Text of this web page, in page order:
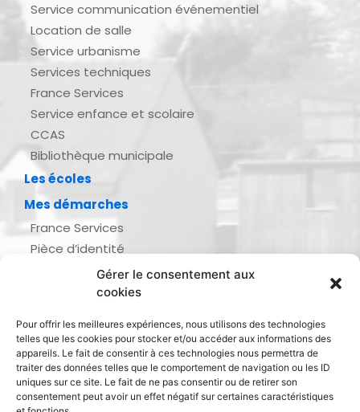
Gérer le consentement aux
cookies
Pour offrir les meilleures expériences, nous utilisons des technologies
telles que les cookies pour stocker et/ou accéder aux informations des
appareils. Le fait de consentir à ces technologies nous permettra de
traiter des données telles que le comportement de navigation ou les ID
uniques sur ce site. Le fait de ne pas consentir ou de retirer son
consentement peut avoir un effet négatif sur certaines caractéristiques
Service communication événementiel
Location de salle
Service urbanisme
Services techniques
France Services
Service enfance et scolaire
CCAS
Bibliothèque municipale
Les écoles
Mes démarches
France Services
Pièce d’identité
Demande d’actes d’état civil
Inscription listes électorales
Recensement militaire
Le journal de ma ville
Gestion des déchets